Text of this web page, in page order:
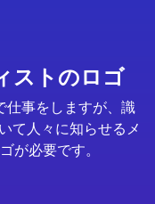
ストのロゴ
仕事をしますが、識
て人々に知らせるメ
が必要です。